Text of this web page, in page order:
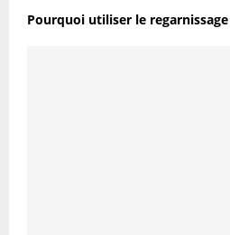
Pourquoi utiliser le